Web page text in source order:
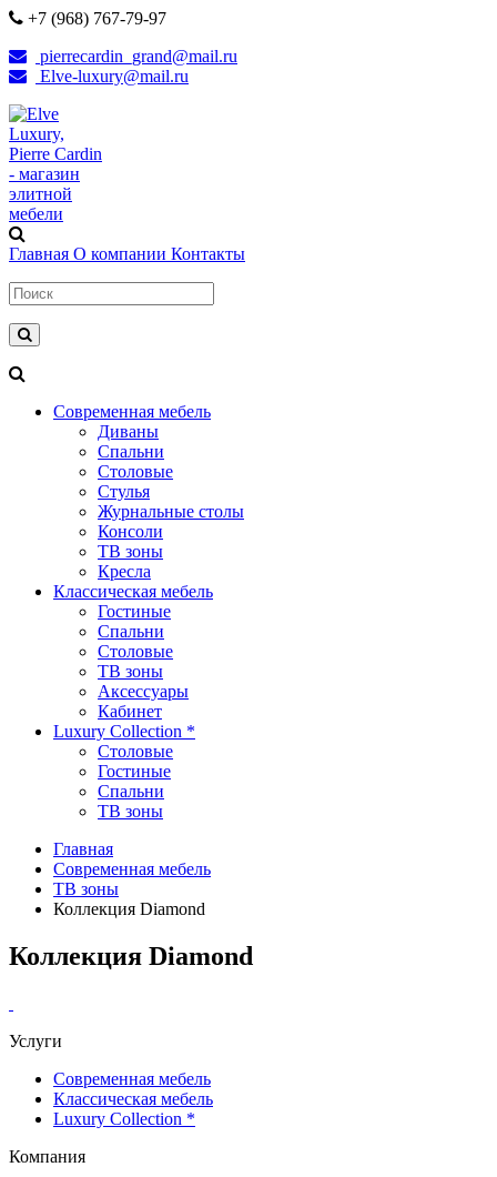
+7 (968) 767-79-97
pierrecardin_grand@mail.ru
Elve-luxury@mail.ru
Главная О компании Контакты
Современная мебель
Диваны
Спальни
Столовые
Стулья
Журнальные столы
Консоли
ТВ зоны
Кресла
Классическая мебель
Гостиные
Спальни
Столовые
TВ зоны
Аксессуары
Кабинет
Luxury Collection *
Столовые
Гостиные
Спальни
TB зоны
Главная
Современная мебель
ТВ зоны
Коллекция Diamond
Коллекция Diamond
Услуги
Современная мебель
Классическая мебель
Luxury Collection *
Компания